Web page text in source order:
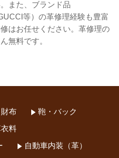
また、ブランド品
等）の革修理経験も豊富
はお任せください。革修理の
無料です。
布 鞄・バック
料
自動車内装（革）